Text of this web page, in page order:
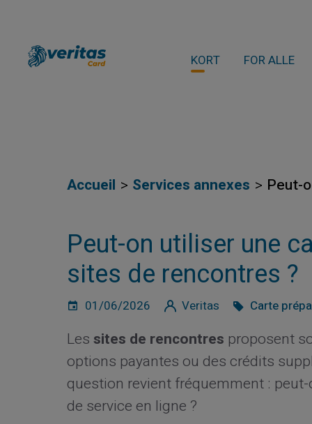
KORT FOR ALLE
Accueil Services annexes Peut-
Peut-on utiliser une
sites de rencontres ?
01/06/2026 Veritas Carte
Lessites de rencontres proposent
options payantes ou des crédits
question revient fréquemment :
de service en ligne ?